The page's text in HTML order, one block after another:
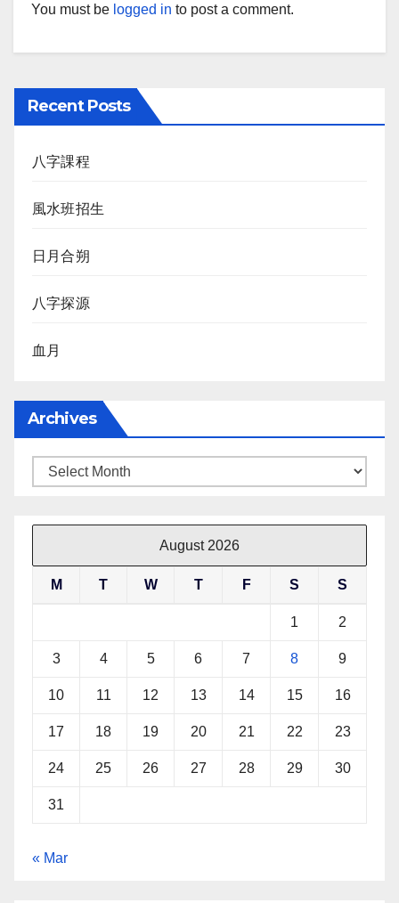
You must be logged in to post a comment.
Recent Posts
八字課程
風水班招生
日月合朔
八字探源
血月
Archives
Archives
August 2026
M T W T F S S
1 2
3 4 5 6 7 8 9
10 11 12 13 14 15 16
17 18 19 20 21 22 23
24 25 26 27 28 29 30
31
« Mar